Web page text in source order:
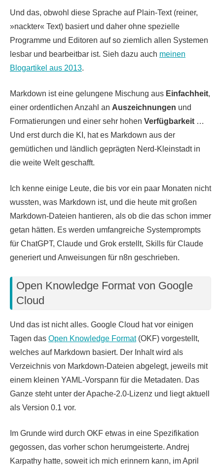
Und das, obwohl diese Sprache auf Plain-Text (reiner,
»nackter« Text) basiert und daher ohne spezielle
Programme und Editoren auf so ziemlich allen Systemen
lesbar und bearbeitbar ist. Sieh dazu auch meinen
Blogartikel aus 2013.
Markdown ist eine gelungene Mischung aus Einfachheit,
einer ordentlichen Anzahl an Auszeichnungen und
Formatierungen und einer sehr hohen Verfügbarkeit …
Und erst durch die KI, hat es Markdown aus der
gemütlichen und ländlich geprägten Nerd-Kleinstadt in
die weite Welt geschafft.
Ich kenne einige Leute, die bis vor ein paar Monaten nicht
wussten, was Markdown ist, und die heute mit großen
Markdown-Dateien hantieren, als ob die das schon immer
getan hätten. Es werden umfangreiche Systemprompts
für ChatGPT, Claude und Grok erstellt, Skills für Claude
generiert und Anweisungen für n8n geschrieben.
Open Knowledge Format von Google
Cloud
Und das ist nicht alles. Google Cloud hat vor einigen
Tagen das Open Knowledge Format(OKF) vorgestellt,
welches auf Markdown basiert. Der Inhalt wird als
Verzeichnis von Markdown-Dateien abgelegt, jeweils mit
einem kleinen YAML-Vorspann für die Metadaten. Das
Ganze steht unter der Apache-2.0-Lizenz und liegt aktuell
als Version 0.1 vor.
Im Grunde wird durch OKF etwas in eine Spezifikation
gegossen, das vorher schon herumgeisterte. Andrej
Karpathy hatte, soweit ich mich erinnern kann, im April